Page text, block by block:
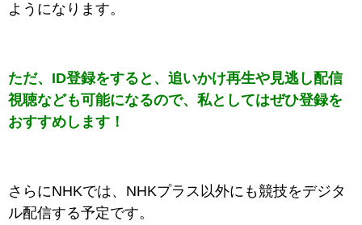
ようになります。
ただ、ID登録をすると、追いかけ再生や見逃し配信
視聴なども可能になるので、私としてはぜひ登録を
おすすめします！
さらにNHKでは、NHKプラス以外にも競技をデジタ
ル配信する予定です。